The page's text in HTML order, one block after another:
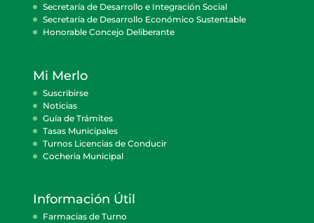
Secretaría de Desarrollo e Integración Social
Secretaría de Desarrollo Económico Sustentable
Honorable Concejo Deliberante
Mi Merlo
Suscribirse
Noticias
Guía de Trámites
Tasas Municipales
Turnos Licencias de Conducir
Cocheria Municipal
Información Útil
Farmacias de Turno